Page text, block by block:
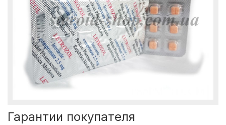
Гарантии покупателя